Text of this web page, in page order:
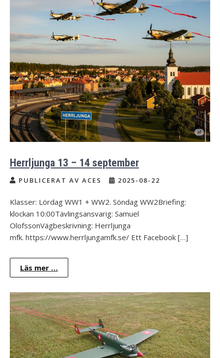
Herrljunga 13 – 14 september
PUBLICERAT AV ACES 2025-08-22
Klasser: Lördag WW1 + WW2. Söndag WW2Briefing:
klockan 10:00Tävlingsansvarig: Samuel
OlofssonVägbeskrivning: Herrljunga
mfk. https://www.herrljungamfk.se/ Ett Facebook […]
Läs mer …